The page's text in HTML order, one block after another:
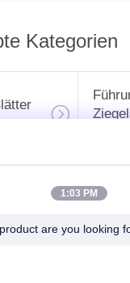
Kategorien
1:03 PM
are you looking